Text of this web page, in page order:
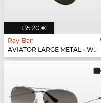
135,20 €
Ray-Ban
AVIATOR LARGE METAL - W0879